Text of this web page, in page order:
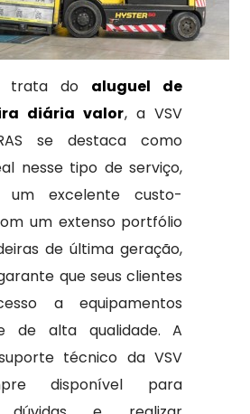
trata do aluguel de
diária valor, a VSV
se destaca como
nesse tipo de serviço,
um excelente custo-
um extenso portfólio
de última geração,
que seus clientes
a equipamentos
de alta qualidade. A
técnico da VSV
disponível para